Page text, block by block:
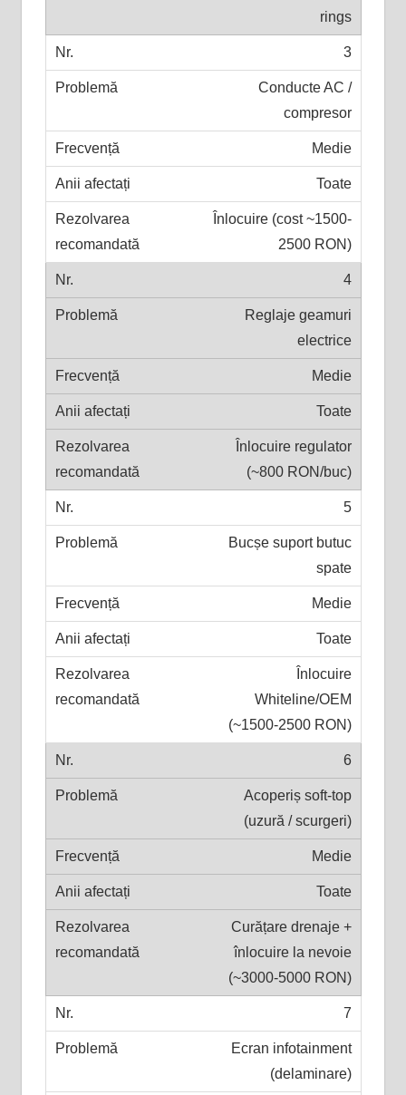
rings
3
Conducte AC /
compresor
Medie
Toate
Înlocuire (cost ~1500-
2500 RON)
4
Reglaje geamuri
electrice
Medie
Toate
Înlocuire regulator
(~800 RON/buc)
5
Bucșe suport butuc
spate
Medie
Toate
Înlocuire
Whiteline/OEM
(~1500-2500 RON)
6
Acoperiș soft-top
(uzură / scurgeri)
Medie
Toate
Curățare drenaje +
înlocuire la nevoie
(~3000-5000 RON)
7
Ecran infotainment
(delaminare)